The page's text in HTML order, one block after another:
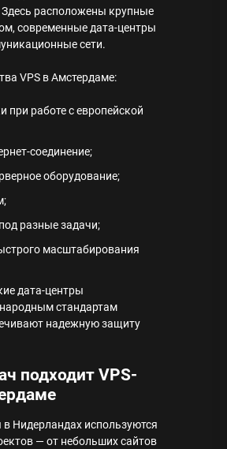
Здесь расположены крупные
современные дата-центры
сети.
VPS в Амстердаме:
при работе с европейской
соединение;
оборудование;
разные задачи;
масштабирования
дата-центры
стандартам
надежную защиту
подходит VPS-
Нидерландах используются
— от небольших сайтов